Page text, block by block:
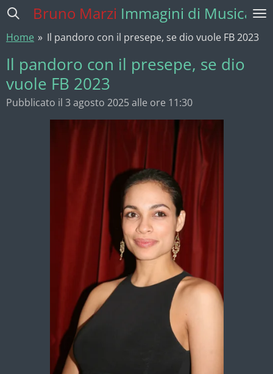
Vai
contenuto
principale
Bruno Marzi Immagini di Musica
Home » Il pandoro con il presepe, se dio vuole FB 2023
Il pandoro con il presepe, se dio
vuole FB 2023
Pubblicato il 3 agosto 2025 alle ore 11:30